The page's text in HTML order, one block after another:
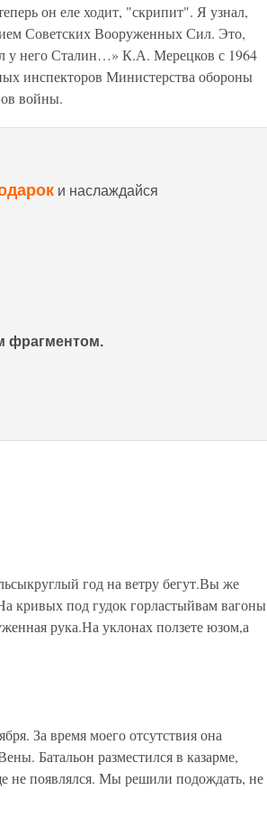
он еле ходит, "скрипит". Я узнал,
Советских Вооруженных Сил. Это,
у него Сталин…» К.А. Мерецков с 1964
инспекторов Министерства обороны
войны.
и наслаждайся
фрагментом.
год на ветру бегут.Вы же
кривых под гудок горластыйвам вагоны
рука.На уклонах ползете юзом,а
За время моего отсутствия она
Батальон разместился в казарме,
не появлялся. Мы решили подождать, не